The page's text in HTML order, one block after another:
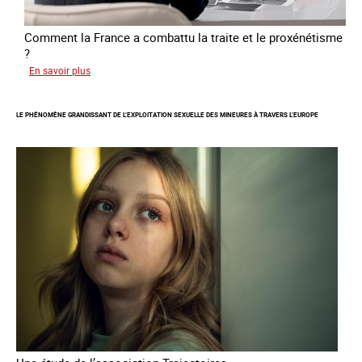
Comment la France a combattu la traite et le proxénétisme
?
En savoir plus
de
sur
l'exploitation
sexuelle
en
France
2025
LE PHÉNOMÈNE GRANDISSANT DE L’EXPLOITATION SEXUELLE DES MINEURES À TRAVERS L’EUROPE